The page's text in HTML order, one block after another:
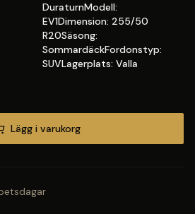
DuraturnModell:
EV1Dimension: 255/50
R20Säsong:
SommardäckFordonstyp:
SUVLagerplats: Valla
Lägg i varukorg